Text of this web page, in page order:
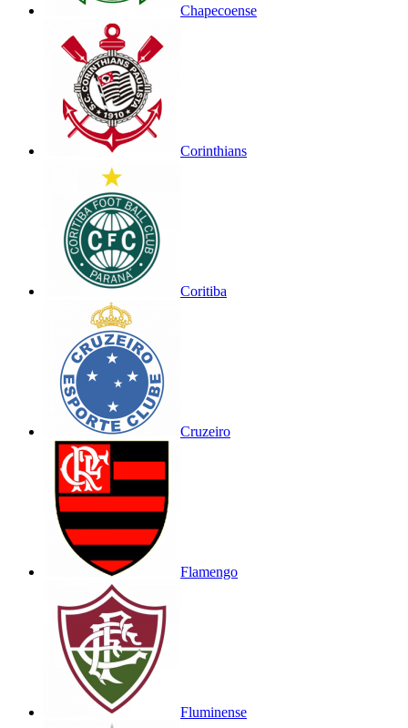
Chapecoense
Corinthians
Coritiba
Cruzeiro
Flamengo
Fluminense